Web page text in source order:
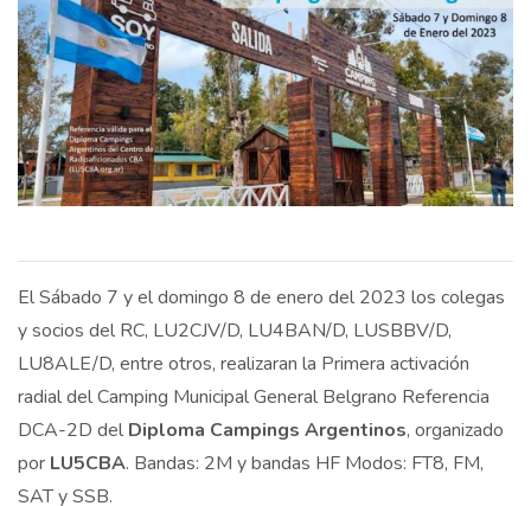
El Sábado 7 y el domingo 8 de enero del 2023 los colegas
y socios del RC, LU2CJV/D, LU4BAN/D, LUSBBV/D,
LU8ALE/D, entre otros, realizaran la Primera activación
radial del Camping Municipal General Belgrano Referencia
DCA-2D del Diploma Campings Argentinos, organizado
por LU5CBA. Bandas: 2M y bandas HF Modos: FT8, FM,
SAT y SSB.